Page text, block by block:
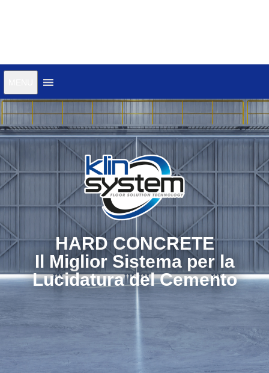
HARD CONCRETE
Il Miglior Sistema per la
Lucidatura del Cemento